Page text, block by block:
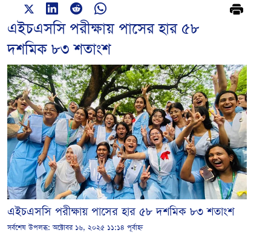
এইচএসসি পরীক্ষায় পাসের হার ৫৮
দশমিক ৮৩ শতাংশ
এইচএসসি পরীক্ষায় পাসের হার ৫৮ দশমিক ৮৩ শতাংশ
সর্বশেষ উপলব্ধ:অক্টোবর ১৬, ২০২৫ ১১:১৪ পূর্বাহ্ন